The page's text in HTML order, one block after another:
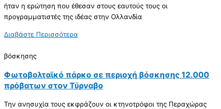
ήταν η ερώτηση που έθεσαν στους εαυτούς τους οι
προγραμματιστές της ιδέας στην Ολλανδία
Διαβάστε Περισσότερα
βόσκησης
Φωτοβολταϊκό πάρκο σε περιοχή βόσκησης 12.000
πρόβατων στον Τύρναβο
Την ανησυχία τους εκφράζουν οι κτηνοτρόφοι της Περαχώρας